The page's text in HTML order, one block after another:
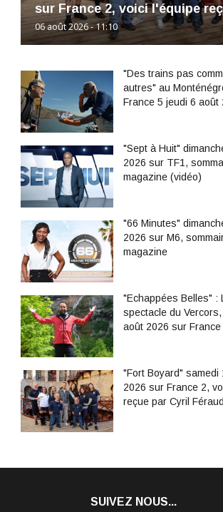
sur France 2, voici l'équipe
06 août 2026 - 11:10
"Des trains pas
autres" au
France 5 jeudi 6 août
"Sept à Huit"
2026 sur TF1,
magazine (vidéo)
"66 Minutes"
2026 sur M6,
magazine
"Echappées Belles" :
spectacle du
août 2026 sur France
"Fort Boyard" samedi
2026 sur France 2,
reçue par Cyril Féraud
SUIVEZ NOUS...